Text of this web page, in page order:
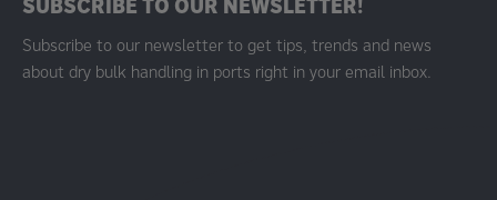
SUBSCRIBE TO OUR NEWSLETTER!
Subscribe to our newsletter to get tips, trends and news
about dry bulk handling in ports right in your email inbox.